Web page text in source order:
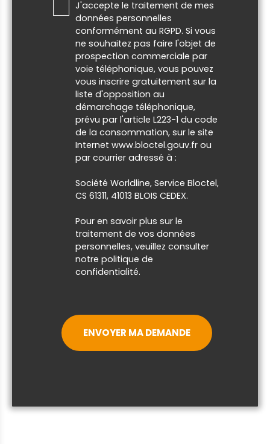
J'accepte le traitement de mes
données personnelles
conformément au RGPD. Si vous
ne souhaitez pas faire l'objet de
prospection commerciale par
voie téléphonique, vous pouvez
vous inscrire gratuitement sur la
liste d'opposition au
démarchage téléphonique,
prévu par l'article L223-1 du code
de la consommation, sur le site
Internet www.bloctel.gouv.fr ou
par courrier adressé à :
Société Worldline, Service Bloctel,
CS 61311, 41013 BLOIS CEDEX.
Pour en savoir plus sur le
traitement de vos données
personnelles, veuillez consulter
notre politique de
confidentialité.
ENVOYER MA DEMANDE